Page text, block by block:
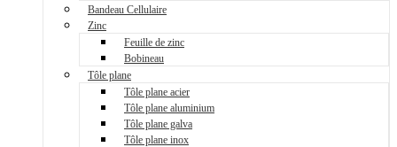
Bandeau Cellulaire
Zinc
Feuille de zinc
Bobineau
Tôle plane
Tôle plane acier
Tôle plane aluminium
Tôle plane galva
Tôle plane inox